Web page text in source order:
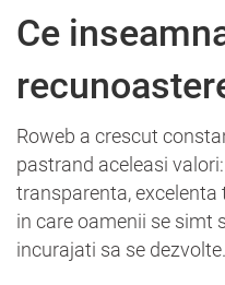
Ce
Roweb a crescut
pastrand aceleasi
transparenta, excelenta
in care oamenii se simt
incurajati sa se dezvolte.